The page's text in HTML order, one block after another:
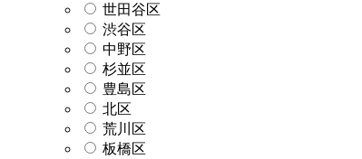
世田谷区
渋谷区
中野区
杉並区
豊島区
北区
荒川区
板橋区